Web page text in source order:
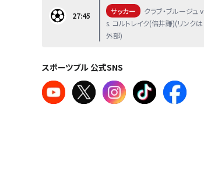
27:45 サッカー
クラブ・ブルージュ v
s. コルトレイク(倍井謙)(リンクは
外部)
スポーツブル 公式SNS